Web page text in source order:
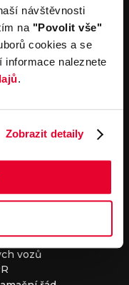
návštěvnosti
na "Povolit vše"
cookies a se
naleznete
.
Zobrazit detaily
Auto+ Poděbrady
vozy
odkazy
obchodní
pro online
obchodní
pro provádění
prací
obchodní
při nákupu
vozů